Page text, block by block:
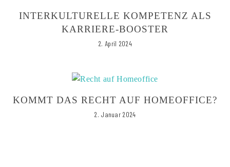
INTERKULTURELLE KOMPETENZ ALS
KARRIERE-BOOSTER
2. April 2024
KOMMT DAS RECHT AUF HOMEOFFICE?
2. Januar 2024